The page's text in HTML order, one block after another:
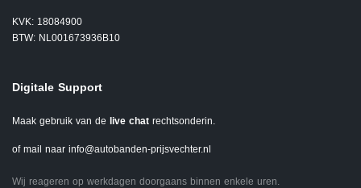
KVK: 18084900
BTW: NL001673936B10
Digitale Support
Maak gebruik van de live chat rechtsonderin.
of mail naar info@autobanden-prijsvechter.nl
Wij reageren op werkdagen doorgaans binnen enkele uren.